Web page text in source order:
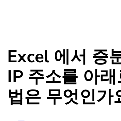
Excel 에서 증
IP 주소를 아
법은 무엇인가